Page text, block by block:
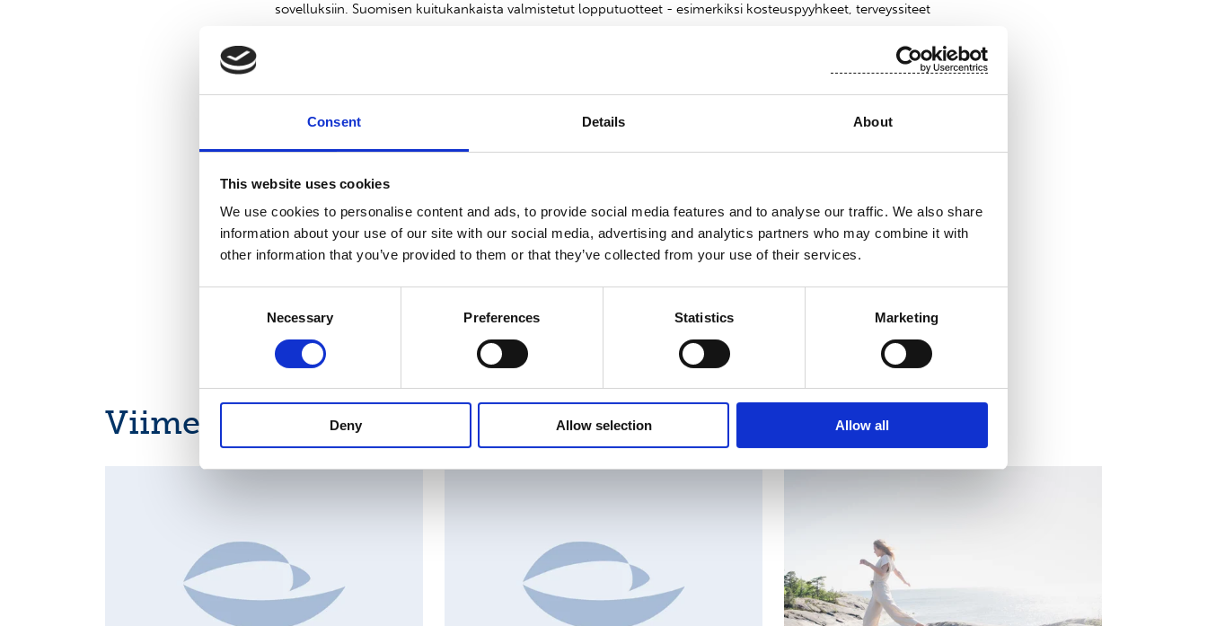
Consent Details About
This website uses cookies
We use cookies to personalise content and ads, to provide social media features and to analyse our traffic. We also share
information about your use of our site with our social media, advertising and analytics partners who may combine it with
other information that you’ve provided to them or that they’ve collected from your use of their services.
Necessary Preferences Statistics Marketing
Deny Allow selection Allow all
sovelluksiin. Suomisen kuitukankaista valmistetut lopputuotteet - esimerkiksi kosteuspyyhkeet, terveyssiteet
Euroopassa sekä Pohjois- ja Etelä-Amerikassa. Suomisen jatkuvien liiketoimintojen liikevaihto vuonna 2014
noteerataan NASDAQ OMX:n Helsingin pörssissä. Lue lisää: www.suominen.fi.
NASDAQ OMX Helsingin pörssi
Keskeiset tiedotusvälineet
http://www.suominen.fi/
Viimeisimmät uutiset